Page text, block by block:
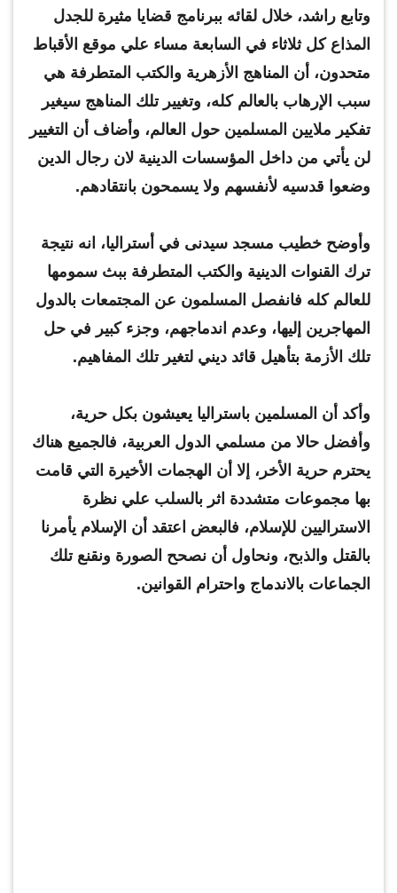
وتابع راشد، خلال لقائه ببرنامج قضايا مثيرة للجدل
المذاع كل ثلاثاء في السابعة مساء علي موقع الأقباط
متحدون، أن المناهج الأزهرية والكتب المتطرفة هي
سبب الإرهاب بالعالم كله، وتغيير تلك المناهج سيغير
تفكير ملايين المسلمين حول العالم، وأضاف أن التغيير
لن يأتي من داخل المؤسسات الدينية لان رجال الدين
وضعوا قدسيه لأنفسهم ولا يسمحون بانتقادهم.
وأوضح خطيب مسجد سيدنى في أستراليا، انه نتيجة
ترك القنوات الدينية والكتب المتطرفة ببث سمومها
للعالم كله فانفصل المسلمون عن المجتمعات بالدول
المهاجرين إليها، وعدم اندماجهم، وجزء كبير في حل
تلك الأزمة بتأهيل قائد ديني لتغير تلك المفاهيم.
وأكد أن المسلمين باستراليا يعيشون بكل حرية،
وأفضل حالا من مسلمي الدول العربية، فالجميع هناك
يحترم حرية الأخر، إلا أن الهجمات الأخيرة التي قامت
بها مجموعات متشددة اثر بالسلب علي نظرة
الاستراليين للإسلام، فالبعض اعتقد أن الإسلام يأمرنا
بالقتل والذبح، ونحاول أن نصحح الصورة ونقنع تلك
الجماعات بالاندماج واحترام القوانين.